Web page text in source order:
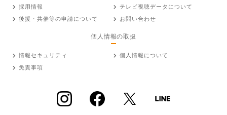
採用情報
テレビ視聴データについて
後援・共催等の申請について
お問い合わせ
個人情報の取扱
情報セキュリティ
個人情報について
免責事項